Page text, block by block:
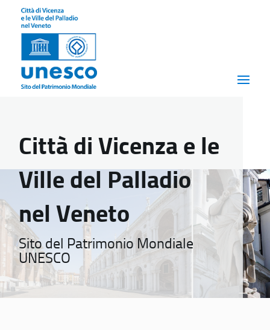
Città di Vicenza e le
Ville del Palladio
nel Veneto
Sito del Patrimonio Mondiale
UNESCO